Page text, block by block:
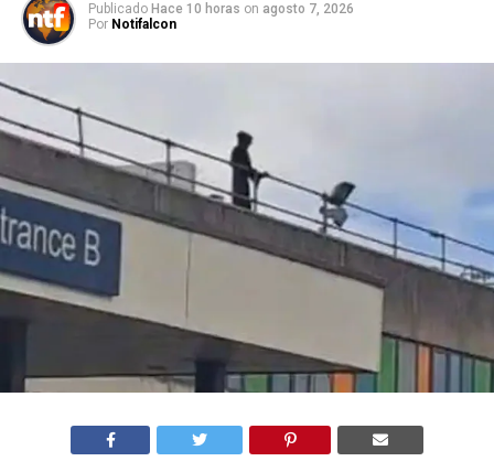
Publicado Hace 10 horas on agosto 7, 2026
Por Notifalcon